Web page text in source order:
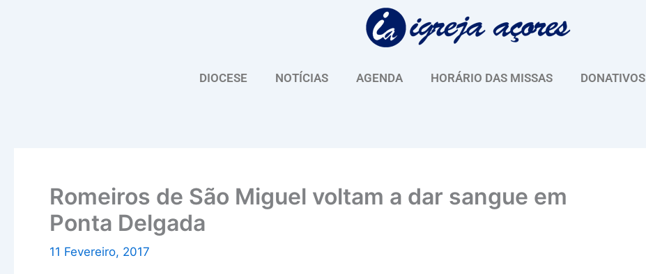
DIOCESE NOTÍCIAS AGENDA HORÁRIO DAS MISSAS DONATIVOS
Romeiros de São Miguel voltam a dar sangue em
Ponta Delgada
11 Fevereiro, 2017